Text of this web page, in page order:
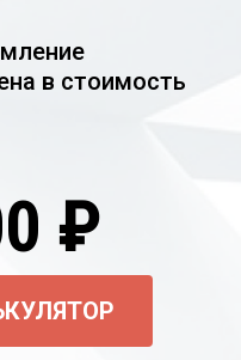
в стоимость
₽